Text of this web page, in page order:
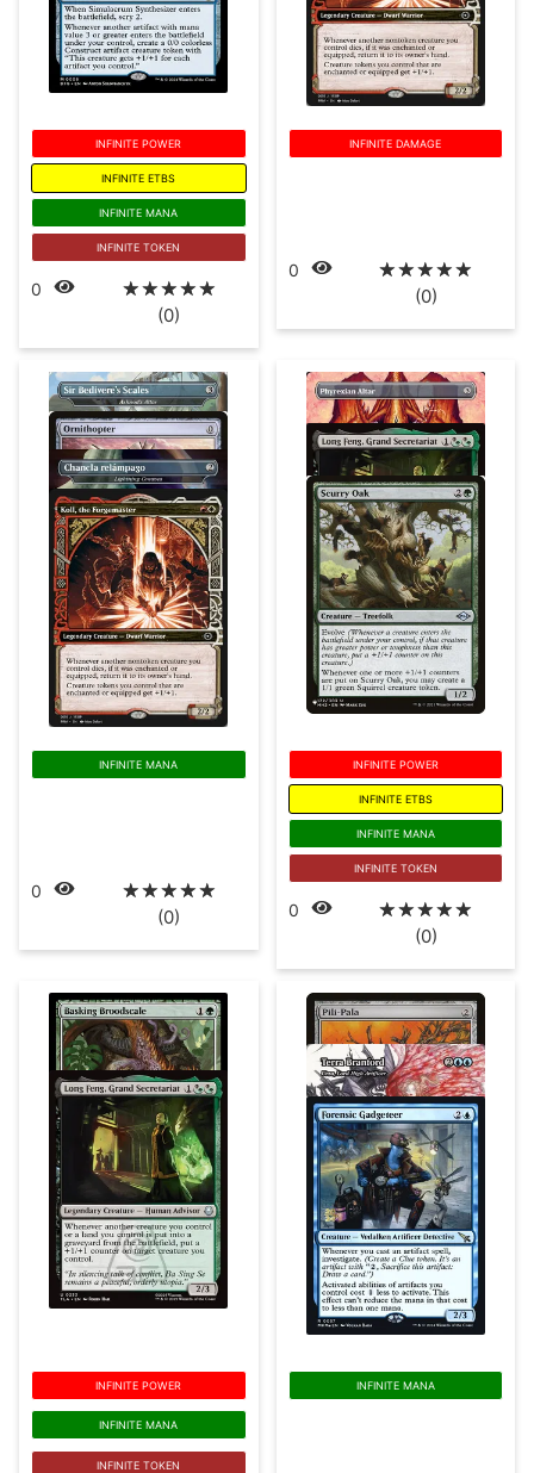
0 ☆☆☆☆☆
(0)
INFINITE POWER
INFINITE ETBS
INFINITE MANA
INFINITE TOKEN
0 ☆☆☆☆☆
(0)
INFINITE DAMAGE
0 ☆☆☆☆☆
(0)
INFINITE MANA
0 ☆☆☆☆☆
(0)
INFINITE POWER
INFINITE ETBS
INFINITE MANA
INFINITE TOKEN
INFINITE POWER
INFINITE MANA
INFINITE TOKEN
INFINITE MANA